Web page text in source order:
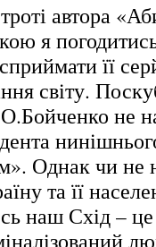
автора
я
її
світу.
не
Однак чи не
та її
наш Схід –